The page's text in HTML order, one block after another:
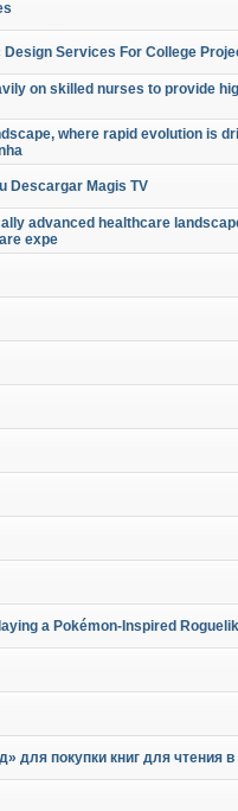
Design Services For College
on skilled nurses to provide
where rapid evolution is
Descargar Magis TV
advanced healthcare
expe
a Pokémon-Inspired
для покупки книг для чтения